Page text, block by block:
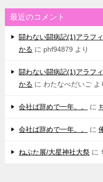
最近のコメント
闘わない闘病記(1)アラフ
かる に phf94879 より
闘わない闘病記(1)アラフ
かる に わたなべだいご よ
会社ば辞めで一年。。 に
会社ば辞めで一年。。 に
ねぷた展/大星神社大祭 に